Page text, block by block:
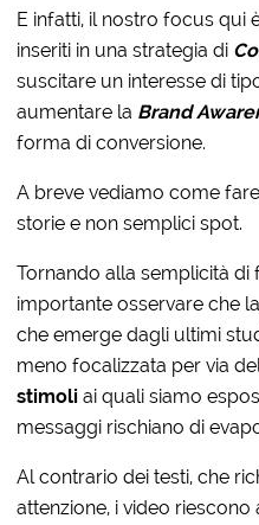
E infatti, il nostro focus qui
inseriti in una strategia di
suscitare un interesse di
aumentare la Brand
forma di conversione.
A breve vediamo come
storie e non semplici spot.
Tornando alla semplicità di
importante osservare che
che emerge dagli ultimi
meno focalizzata per via
stimoli ai quali siamo
messaggi rischiano di
Al contrario dei testi, che
attenzione, i video riescono